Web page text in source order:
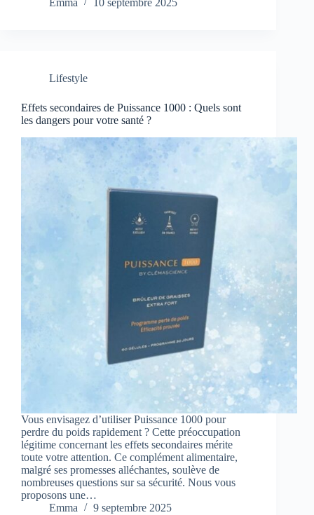
Emma
10 septembre 2025
Lifestyle
Effets secondaires de Puissance 1000 : Quels sont
les dangers pour votre santé ?
Vous envisagez d’utiliser Puissance 1000 pour
perdre du poids rapidement ? Cette préoccupation
légitime concernant les effets secondaires mérite
toute votre attention. Ce complément alimentaire,
malgré ses promesses alléchantes, soulève de
nombreuses questions sur sa sécurité. Nous vous
proposons une…
Emma
9 septembre 2025